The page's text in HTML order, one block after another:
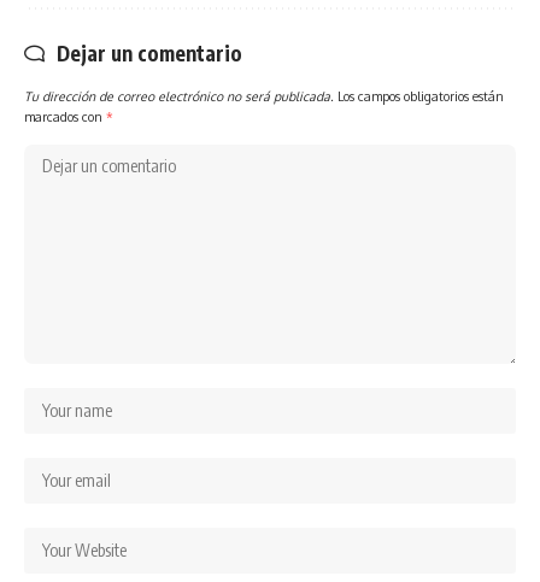
Dejar un comentario
Tu dirección de correo electrónico no será publicada. Los campos obligatorios están
marcados con *